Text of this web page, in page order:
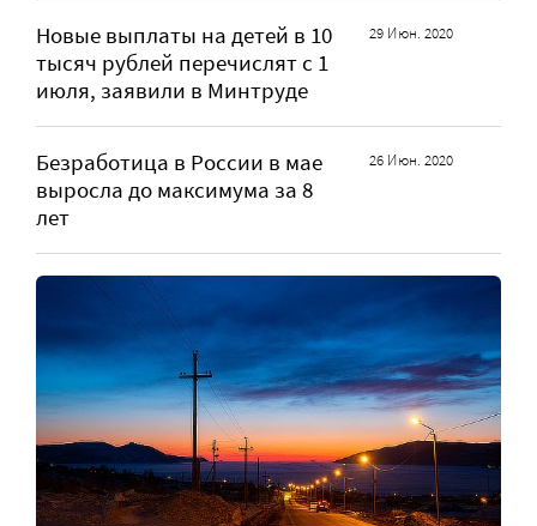
Новые выплаты на детей в 10
тысяч рублей перечислят с 1
июля, заявили в Минтруде
29 Июн. 2020
Безработица в России в мае
выросла до максимума за 8
лет
26 Июн. 2020